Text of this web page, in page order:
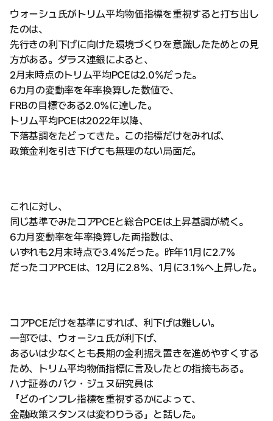
ウォーシュ氏がトリム平均物価指標を重視すると打ち出し
たのは、
先行きの利下げに向けた環境づくりを意識したためとの見
方がある。ダラス連銀によると、
2月末時点のトリム平均PCEは2.0%だった。
6カ月の変動率を年率換算した数値で、
FRBの目標である2.0%に達した。
トリム平均PCEは2022年以降、
下落基調をたどってきた。この指標だけをみれば、
政策金利を引き下げても無理のない局面だ。
これに対し、
同じ基準でみたコアPCEと総合PCEは上昇基調が続く。
6カ月変動率を年率換算した両指数は、
いずれも2月末時点で3.4%だった。昨年11月に2.7%
だったコアPCEは、12月に2.8%、1月に3.1%へ上昇した。
コアPCEだけを基準にすれば、利下げは難しい。
一部では、ウォーシュ氏が利下げ、
あるいは少なくとも長期の金利据え置きを進めやすくする
ため、トリム平均物価指標に言及したとの指摘もある。
ハナ証券のパク・ジュヌ研究員は
「どのインフレ指標を重視するかによって、
金融政策スタンスは変わりうる」と話した。